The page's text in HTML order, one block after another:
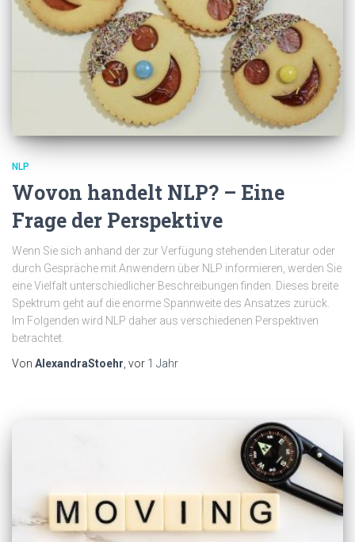
NLP
Wovon handelt NLP? – Eine
Frage der Perspektive
Wenn Sie sich anhand der zur Verfügung stehenden Literatur oder
durch Gespräche mit Anwendern über NLP informieren, werden Sie
eine Vielfalt unterschiedlicher Beschreibungen finden. Dieses breite
Spektrum geht auf die enorme Spannweite des Ansatzes zurück.
Im Folgenden wird NLP daher aus verschiedenen Perspektiven
betrachtet.
Von AlexandraStoehr, vor 1 Jahr